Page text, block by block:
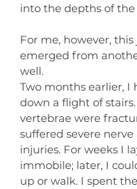
into the depths of the
For me, however,
emerged from
well.
Two months earlier, I
down a flight of
vertebrae were
suffered severe
injuries. For weeks I
immobile; later, I
up or walk. I spent